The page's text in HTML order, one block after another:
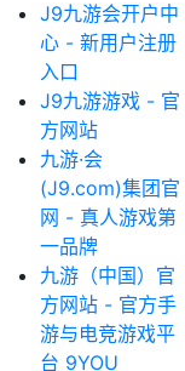
J9九游会开户中
心 - 新用户注册
入口
J9九游游戏 - 官
方网站
九游·会
(J9.com)集团官
网 - 真人游戏第
一品牌
九游（中国）官
方网站 - 官方手
游与电竞游戏平
台 9YOU